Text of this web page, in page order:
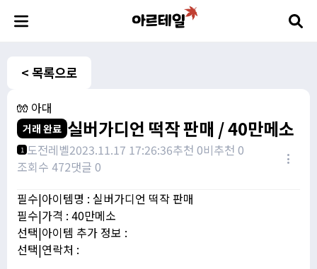
< 목록으로
🧤 아대
거래 완료 실버가디언 떡작 판매 / 40만메소
1 도전레벨2023.11.17 17:26:36추천 0비추천 0
조회수 472댓글 0
필수|아이템명 : 실버가디언 떡작 판매
필수|가격 : 40만메소
선택|아이템 추가 정보 :
선택|연락처 :